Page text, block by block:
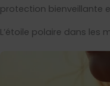
protection bienveillante
L’étoile polaire dans les